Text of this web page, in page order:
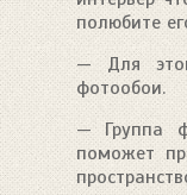
полюбите
— Для
фотообои.
— Группа
поможет